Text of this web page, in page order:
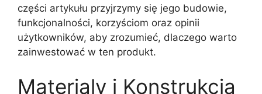
części artykułu przyjrzymy się jego budowie,
funkcjonalności, korzyściom oraz opinii
użytkowników, aby zrozumieć, dlaczego warto
zainwestować w ten produkt.
Materialy i Konstrukcja